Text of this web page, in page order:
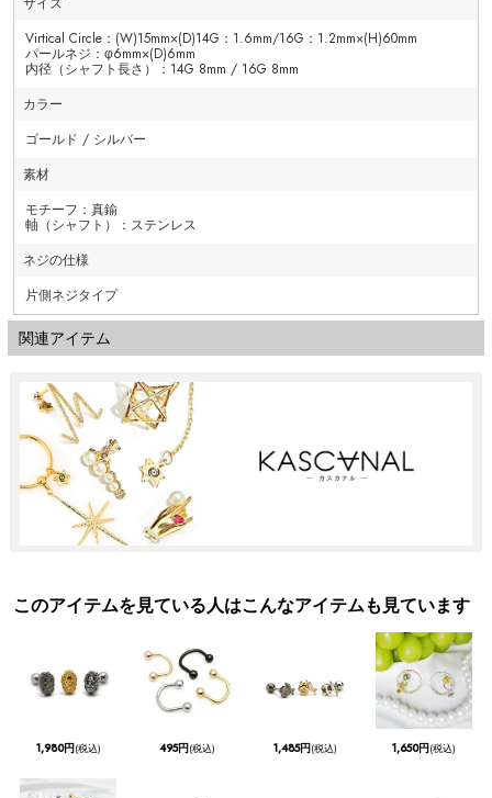
Virtical Circle：(W)15mm×(D)14G：1.6mm/16G：1.2mm×(H)60mm
パールネジ：φ6mm×(D)6mm
内径（シャフト長さ）：14G 8mm / 16G 8mm
カラー
ゴールド / シルバー
素材
モチーフ：真鍮
軸（シャフト）：ステンレス
ネジの仕様
片側ネジタイプ
関連アイテム
このアイテムを見ている人はこんなアイテムも見ています
1,980円(税込) 495円(税込) 1,485円(税込) 1,650円(税込)